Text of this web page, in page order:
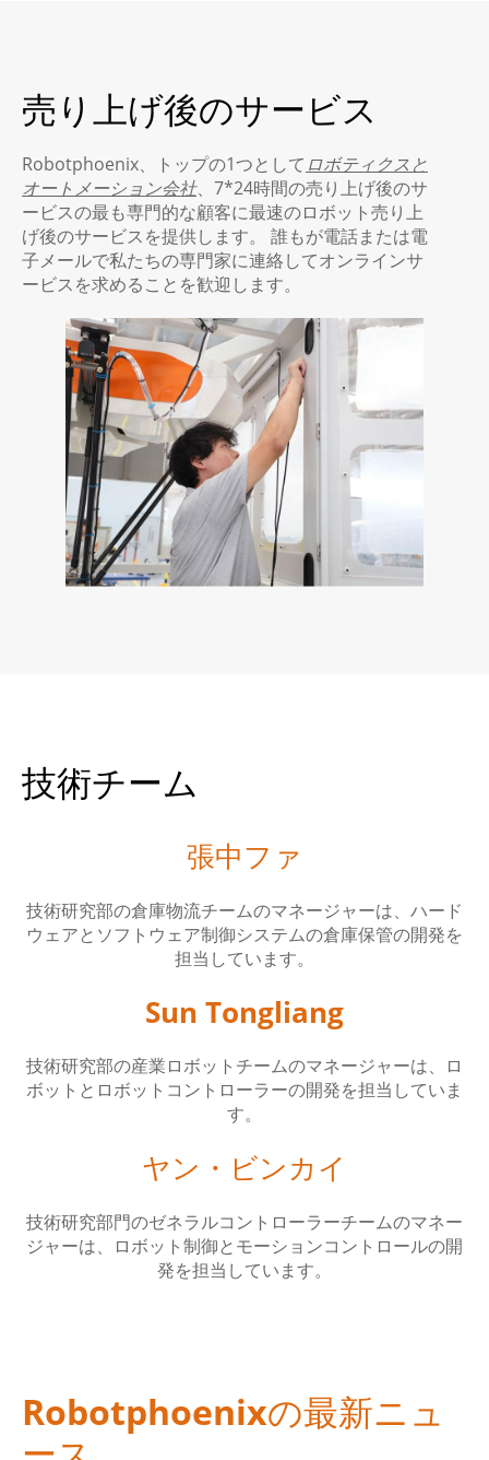
売り上げ後のサービス
Robotphoenix、トップの1つとして ロボティクスと
オートメーション会社、7*24時間の売り上げ後のサ
ービスの最も専門的な顧客に最速のロボット売り上
げ後のサービスを提供します。 誰もが電話または電
子メールで私たちの専門家に連絡してオンラインサ
ービスを求めることを歓迎します。
技術チーム
張中ファ
技術研究部の倉庫物流チームのマネージャーは、ハード
ウェアとソフトウェア制御システムの倉庫保管の開発を
担当しています。
Sun Tongliang
技術研究部の産業ロボットチームのマネージャーは、ロ
ボットとロボットコントローラーの開発を担当していま
す。
ヤン・ビンカイ
技術研究部門のゼネラルコントローラーチームのマネー
ジャーは、ロボット制御とモーションコントロールの開
発を担当しています。
Robotphoenixの最新ニュ